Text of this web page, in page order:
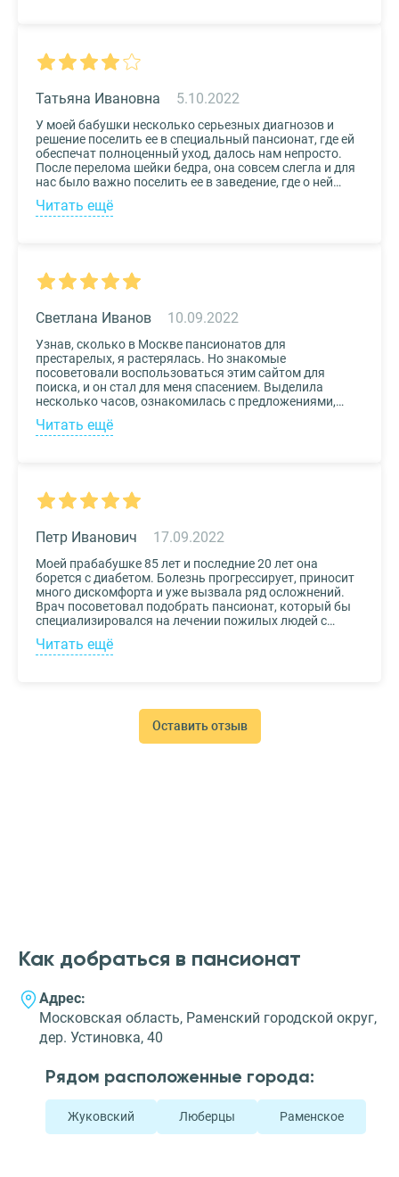
подробная, что определиться на наиболее подходящем
сервис!
5.10.2022
Татьяна Ивановна
У моей бабушки несколько серьезных диагнозов и
решение поселить ее в специальный пансионат, где ей
обеспечат полноценный уход, далось нам непросто.
После перелома шейки бедра, она совсем слегла и для
нас было важно поселить ее в заведение, где о ней
будут заботиться круглосуточно. Остановили выбор
на реабилитационном центре Медвежьи Озера
Читать ещё
10.09.2022
Светлана Иванов
Узнав, сколько в Москве пансионатов для
престарелых, я растерялась. Но знакомые
посоветовали воспользоваться этим сайтом для
поиска, и он стал для меня спасением. Выделила
несколько часов, ознакомилась с предложениями,
доступными мне по цене и месту расположения и
выбрала два варианта. Связалась с администрацией
Читать ещё
17.09.2022
Петр Иванович
Моей прабабушке 85 лет и последние 20 лет она
борется с диабетом. Болезнь прогрессирует, приносит
много дискомфорта и уже вызвала ряд осложнений.
Врач посоветовал подобрать пансионат, который бы
специализировался на лечении пожилых людей с
диабетом. К выбору заведения подошли со всей
серьезностью, важно было, чтобы за прабабушкой
окружили заботой. Таким заведением оказался
пансионат для пожилых Опека. Находится в Москве, в
соседнем районе, поэтому проведывать дорогого нам
Читать ещё
Оставить отзыв
Как добраться в пансионат
Адрес:
Московская область, Раменский городской округ,
дер. Устиновка, 40
Рядом расположенные города:
Жуковский Люберцы Раменское